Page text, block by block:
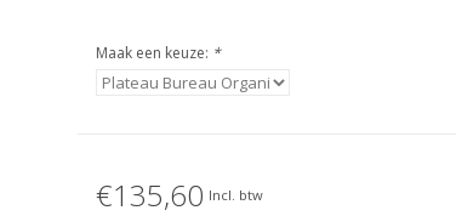
Maak een keuze: *
€135,60 Incl. btw